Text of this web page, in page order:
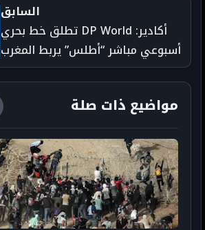
السابق
أكادير: DP World تطلق خط بحري
أسبوعي مباشر “أطلس” يربط المغرب
بالمملكة المتحدة وأوروبا
مواضيع ذات صلة